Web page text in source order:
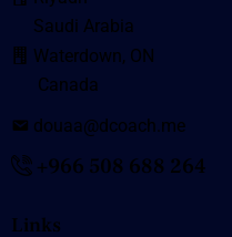
Saudi Arabia
Waterdown, ON
Canada
douaa@dcoach.me
+966 508 688 264
Links